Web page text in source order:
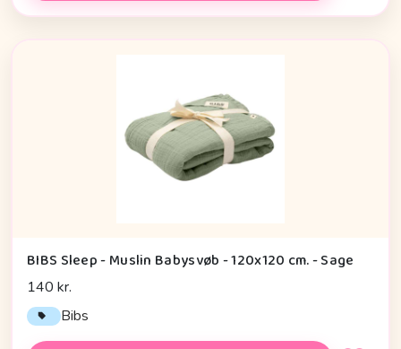
BIBS Sleep - Muslin Babysvøb - 120x120 cm. - Sage
140 kr.
Bibs